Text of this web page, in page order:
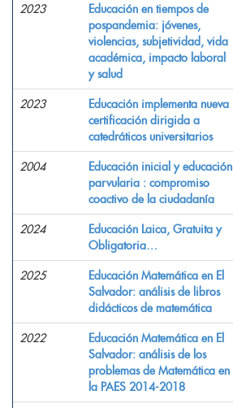
2023
Educación en tiempos de
pospandemia: jóvenes,
violencias, subjetividad, vida
académica, impacto laboral
y salud
2023
Educación implementa nueva
certificación dirigida a
catedráticos universitarios
2004
Educación inicial y educación
parvularia : compromiso
coactivo de la ciudadanía
2024
Educación Laica, Gratuita y
Obligatoria…
2025
Educación Matemática en El
Salvador: análisis de libros
didácticos de matemática
2022
Educación Matemática en El
Salvador: análisis de los
problemas de Matemática en
la PAES 2014-2018